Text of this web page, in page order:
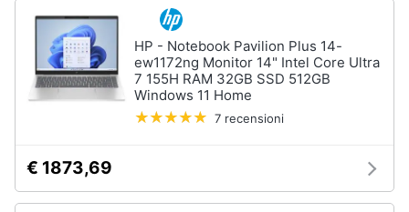
Abbigliamento
Sport
Motori
HP - Notebook Pavilion Plus 14-
ew1172ng Monitor 14" Intel Core Ultra
7 155H RAM 32GB SSD 512GB
Windows 11 Home
7 recensioni
€ 1873,69